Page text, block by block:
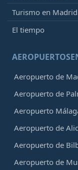
Turismo en
El tiempo
Aeropuerto de
Aeropuerto de
Aeropuerto
Aeropuerto de
Aeropuerto de
Aeropuerto de